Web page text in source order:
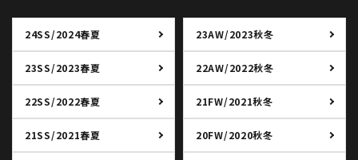
24SS/2024春夏 23AW/2023秋冬
23SS/2023春夏 22AW/2022秋冬
22SS/2022春夏 21FW/2021秋冬
21SS/2021春夏 20FW/2020秋冬